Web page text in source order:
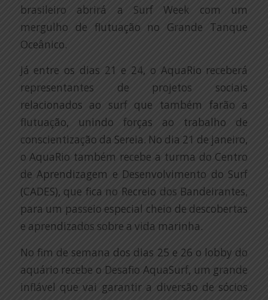
brasileiro abrirá a Surf Week com um
mergulho de flutuação no Grande Tanque
Oceânico.
Já entre os dias 21 e 24, o AquaRio receberá
representantes de projetos sociais
relacionados ao surf que também farão a
flutuação, unindo forças ao trabalho de
conscientização da Sereia. No dia 21 de janeiro,
o AquaRio também recebe a turma do Centro
de Aprendizagem e Desenvolvimento do Surf
(CADES), que fica no Recreio dos Bandeirantes,
para um passeio especial cheio de descobertas
e aprendizados sobre a vida marinha.
No fim de semana dos dias 25 e 26 o lobby do
aquário recebe o Desafio AquaSurf, um grande
inflável que vai garantir a diversão de sócios